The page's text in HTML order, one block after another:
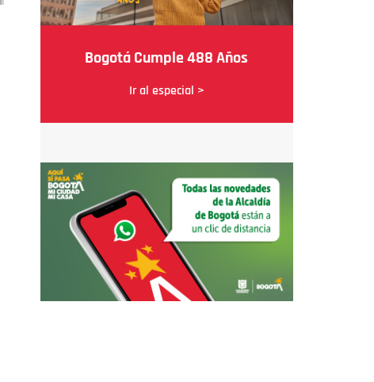
Bogotá Cumple 488 Años
Ir al especial >